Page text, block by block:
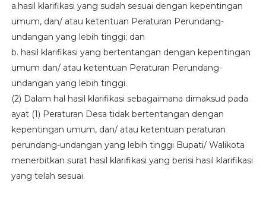
a.hasil klarifikasi yang sudah sesuai dengan kepentingan
umum, dan/ atau ketentuan Peraturan Perundang-
undangan yang lebih tinggi; dan
b. hasil klarifikasi yang bertentangan dengan kepentingan
umum dan/ atau ketentuan Peraturan Perundang-
undangan yang lebih tinggi.
(2) Dalam hal hasil klarifikasi sebagaimana dimaksud pada
ayat (1) Peraturan Desa tidak bertentangan dengan
kepentingan umum, dan/ atau ketentuan peraturan
perundang-undangan yang lebih tinggi Bupati/ Walikota
menerbitkan surat hasil klarifikasi yang berisi hasil klarifikasi
yang telah sesuai.